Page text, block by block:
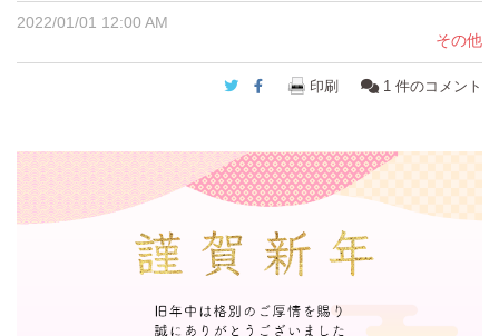
2022/01/01 12:00 AM
その他
Twitter
Facebook
印刷 1 件のコメント